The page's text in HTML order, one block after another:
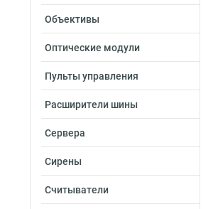
Объективы
Оптические модули
Пульты управления
Расширители шины
Сервера
Сирены
Считыватели